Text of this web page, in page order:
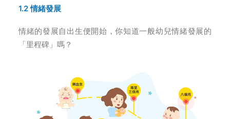
1.2 情緒發展
情緒的發展自出生便開始，你知道一般幼兒情緒發展的
「里程碑」嗎 ？